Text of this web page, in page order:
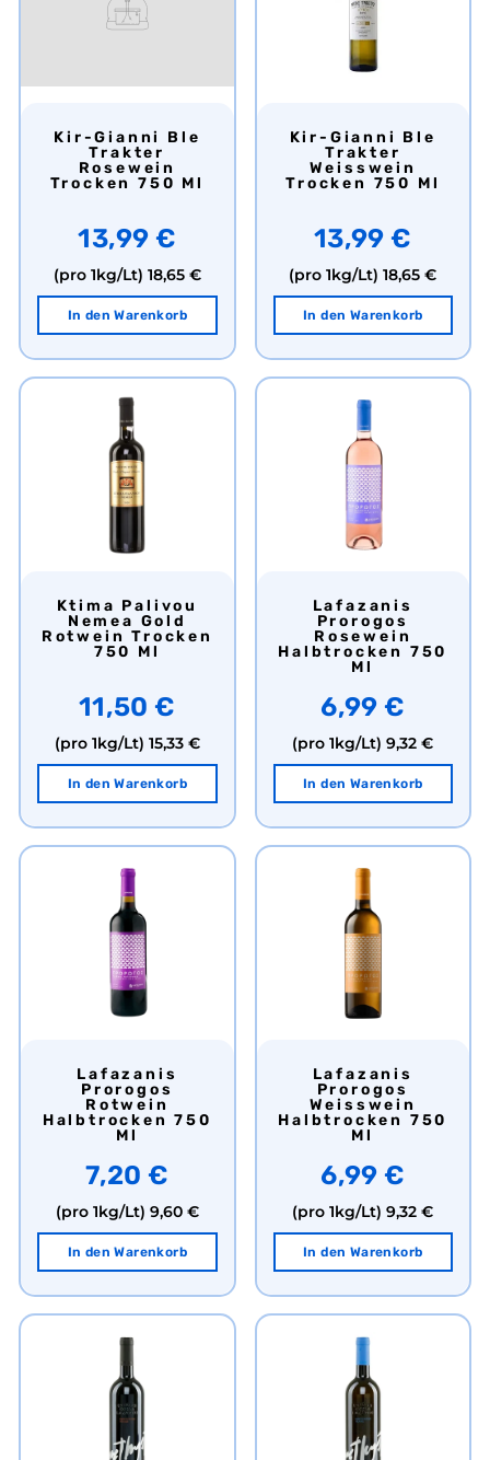
Kir-Gianni Ble
Trakter
Rosewein
Trocken 750 Ml
13,99 €
(pro 1kg/Lt) 18,65 €
In den Warenkorb
Kir-Gianni Ble
Trakter
Weisswein
Trocken 750 Ml
13,99 €
(pro 1kg/Lt) 18,65 €
In den Warenkorb
Ktima Palivou
Nemea Gold
Rotwein Trocken
750 Ml
11,50 €
(pro 1kg/Lt) 15,33 €
In den Warenkorb
Lafazanis
Prorogos
Rosewein
Halbtrocken 750
Ml
6,99 €
(pro 1kg/Lt) 9,32 €
In den Warenkorb
Lafazanis
Prorogos
Rotwein
Halbtrocken 750
Ml
7,20 €
(pro 1kg/Lt) 9,60 €
In den Warenkorb
Lafazanis
Prorogos
Weisswein
Halbtrocken 750
Ml
6,99 €
(pro 1kg/Lt) 9,32 €
In den Warenkorb